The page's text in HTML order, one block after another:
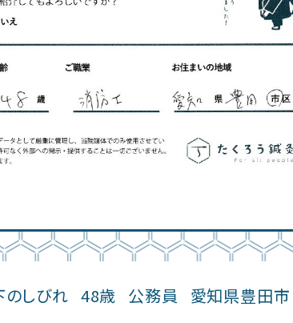
しびれ 48歳 公務員 愛知県豊田市